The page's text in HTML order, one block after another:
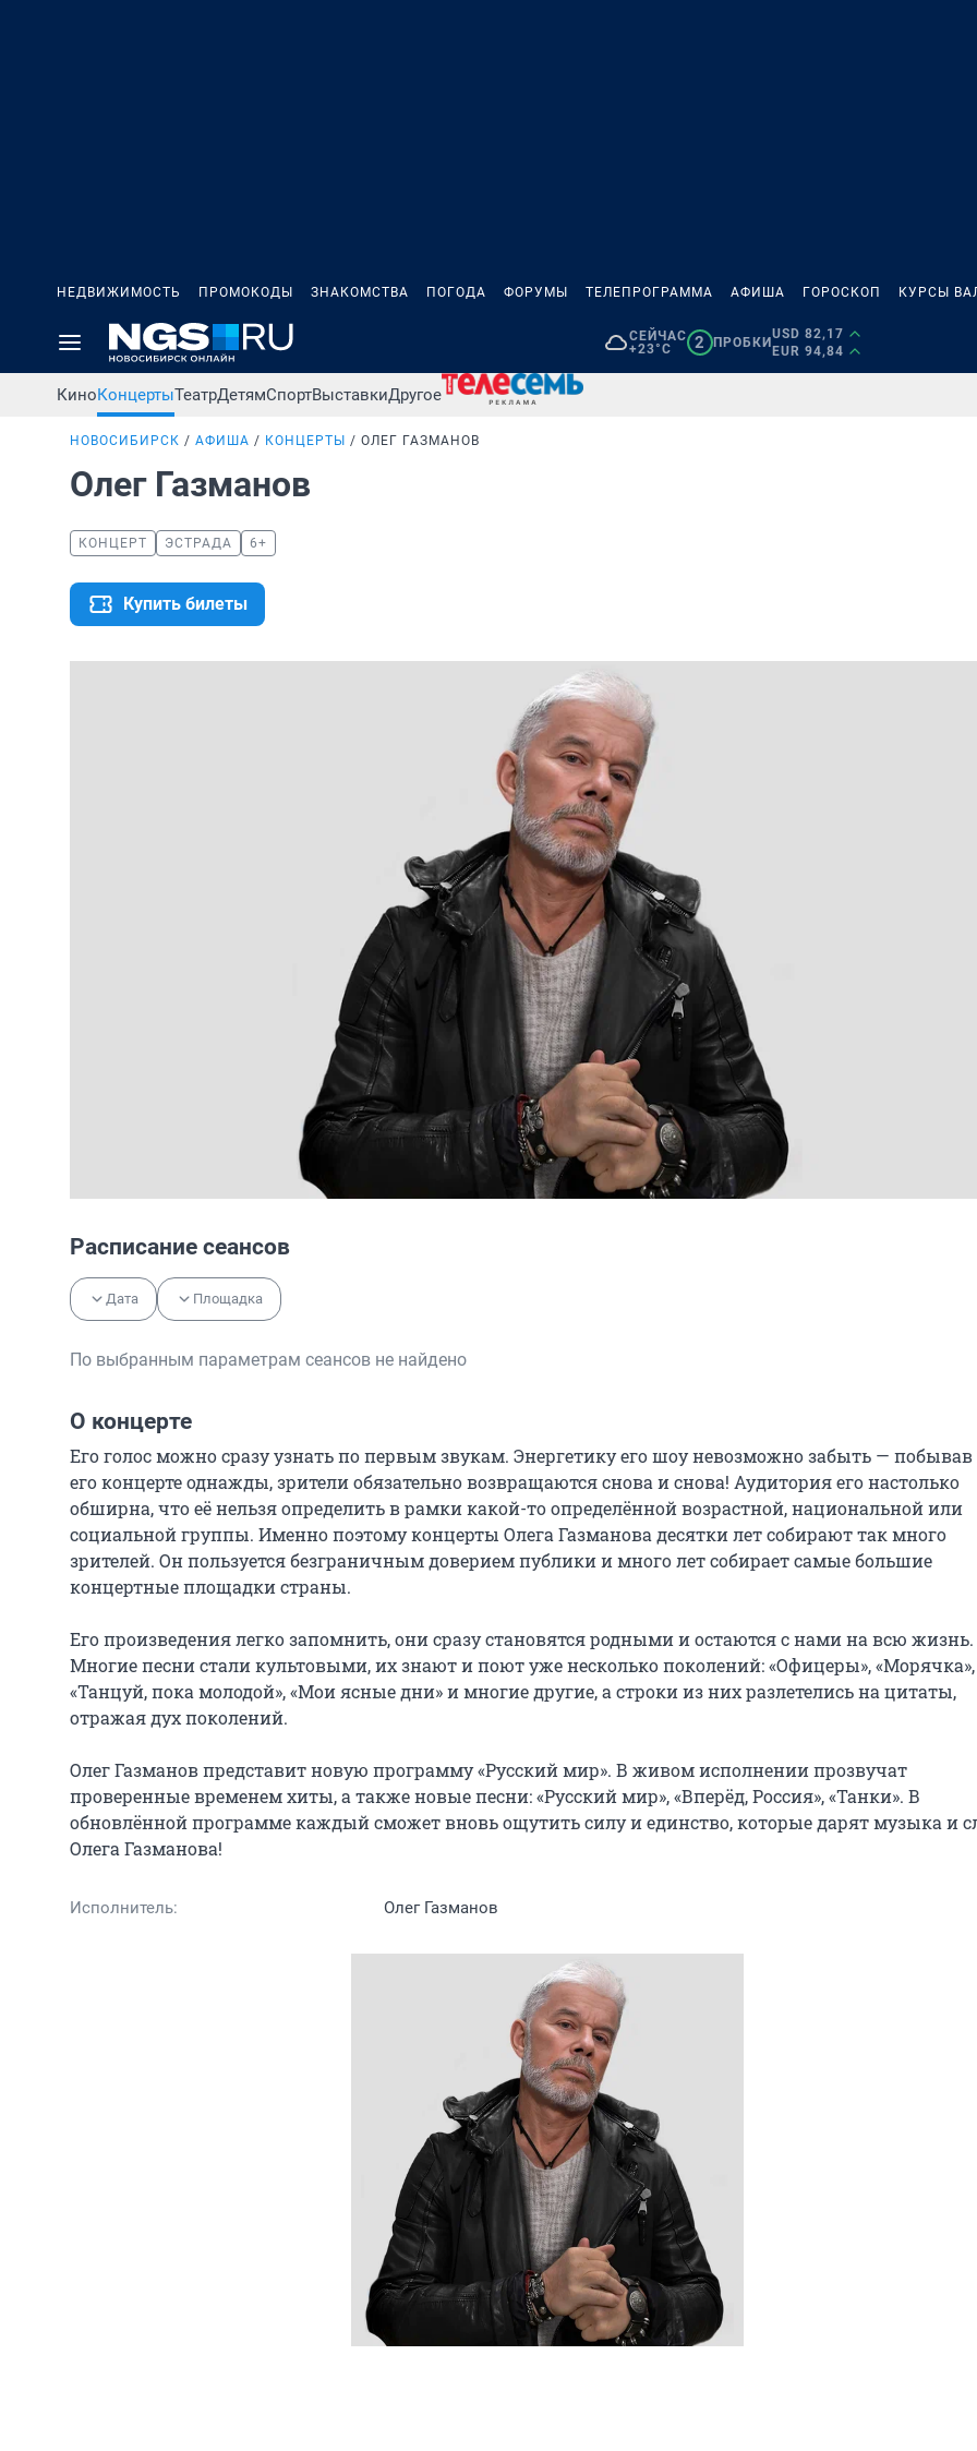
НЕДВИЖИМОСТЬ ПРОМОКОДЫ ЗНАКОМСТВА ПОГОДА ФОРУМЫ ТЕЛЕПРОГРАММА АФИША ГОРОСКОП КУРСЫ
СЕЙЧАС
+23°C
2 ПРОБКИ
USD 82,17
EUR 94,84
КиноКонцертыТеатрДетямСпортВыставкиДругое
НОВОСИБИРСК АФИША КОНЦЕРТЫ ОЛЕГ ГАЗМАНОВ
Олег Газманов
КОНЦЕРТ ЭСТРАДА 6+
Купить билеты
Расписание сеансов
Дата Площадка
По выбранным параметрам сеансов не найдено
О концерте
Его голос можно сразу узнать по первым звукам. Энергетику его шоу невозможно забыть — побывав
его концерте однажды, зрители обязательно возвращаются снова и снова! Аудитория его настолько
обширна, что её нельзя определить в рамки какой-то определённой возрастной, национальной или
социальной группы. Именно поэтому концерты Олега Газманова десятки лет собирают так много
зрителей. Он пользуется безграничным доверием публики и много лет собирает самые большие
концертные площадки страны.
Его произведения легко запомнить, они сразу становятся родными и остаются с нами на всю жизнь.
Многие песни стали культовыми, их знают и поют уже несколько поколений: «Офицеры», «Морячка»,
«Танцуй, пока молодой», «Мои ясные дни» и многие другие, а строки из них разлетелись на цитаты,
отражая дух поколений.
Олег Газманов представит новую программу «Русский мир». В живом исполнении прозвучат
проверенные временем хиты, а также новые песни: «Русский мир», «Вперёд, Россия», «Танки». В
обновлённой программе каждый сможет вновь ощутить силу и единство, которые дарят музыка и
Олега Газманова!
Исполнитель: Олег Газманов